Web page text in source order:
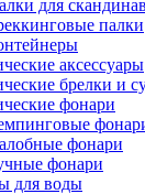
для
палки
аксессуары
брелки и
фонари
фонари
фонари
для воды